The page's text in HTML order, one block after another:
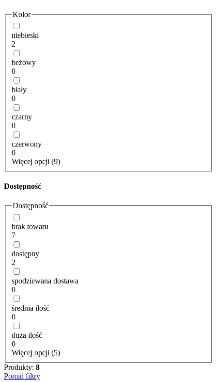
Kolor
niebieski
2
beżowy
0
biały
0
czarny
0
czerwony
0
Więcej opcji (9)
Dostępność
Dostępność
brak towaru
7
dostępny
2
spodziewana dostawa
0
średnia ilość
0
duża ilość
0
Więcej opcji (5)
Produkty: 8
Pomiń filtry